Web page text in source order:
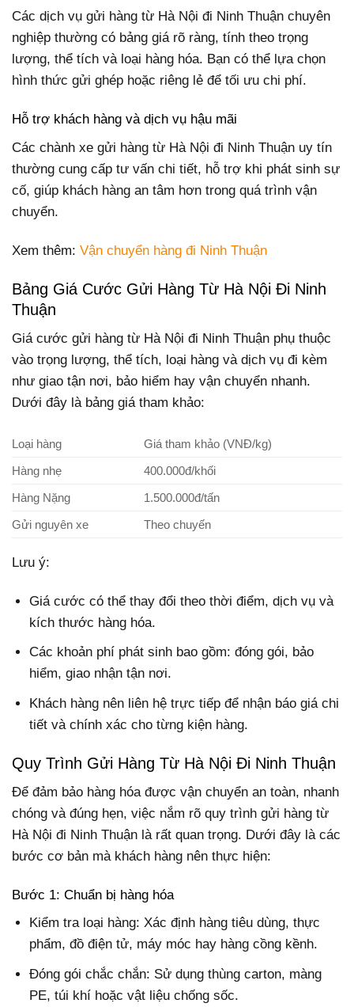
Các dịch vụ gửi hàng từ Hà Nội đi Ninh Thuận chuyên
nghiệp thường có bảng giá rõ ràng, tính theo trọng
lượng, thể tích và loại hàng hóa. Bạn có thể lựa chọn
hình thức gửi ghép hoặc riêng lẻ để tối ưu chi phí.
Hỗ trợ khách hàng và dịch vụ hậu mãi
Các chành xe gửi hàng từ Hà Nội đi Ninh Thuận uy tín
thường cung cấp tư vấn chi tiết, hỗ trợ khi phát sinh sự
cố, giúp khách hàng an tâm hơn trong quá trình vận
chuyển.
Xem thêm: Vận chuyển hàng đi Ninh Thuận
Bảng Giá Cước Gửi Hàng Từ Hà Nội Đi Ninh
Thuận
Giá cước gửi hàng từ Hà Nội đi Ninh Thuận phụ thuộc
vào trọng lượng, thể tích, loại hàng và dịch vụ đi kèm
như giao tận nơi, bảo hiểm hay vận chuyển nhanh.
Dưới đây là bảng giá tham khảo:
Loại hàng
Giá tham khảo (VNĐ/kg)
Hàng nhẹ
400.000đ/khối
Hàng Nặng
1.500.000đ/tấn
Gửi nguyên xe
Theo chuyến
Lưu ý:
Giá cước có thể thay đổi theo thời điểm, dịch vụ và
kích thước hàng hóa.
Các khoản phí phát sinh bao gồm: đóng gói, bảo
hiểm, giao nhận tận nơi.
Khách hàng nên liên hệ trực tiếp để nhận báo giá chi
tiết và chính xác cho từng kiện hàng.
Quy Trình Gửi Hàng Từ Hà Nội Đi Ninh Thuận
Để đảm bảo hàng hóa được vận chuyển an toàn, nhanh
chóng và đúng hẹn, việc nắm rõ quy trình gửi hàng từ
Hà Nội đi Ninh Thuận là rất quan trọng. Dưới đây là các
bước cơ bản mà khách hàng nên thực hiện:
Bước 1: Chuẩn bị hàng hóa
Kiểm tra loại hàng: Xác định hàng tiêu dùng, thực
phẩm, đồ điện tử, máy móc hay hàng cồng kềnh.
Đóng gói chắc chắn: Sử dụng thùng carton, màng
PE, túi khí hoặc vật liệu chống sốc.